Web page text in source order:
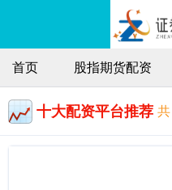
首页 股指期货配资
十大配资平台推荐 共